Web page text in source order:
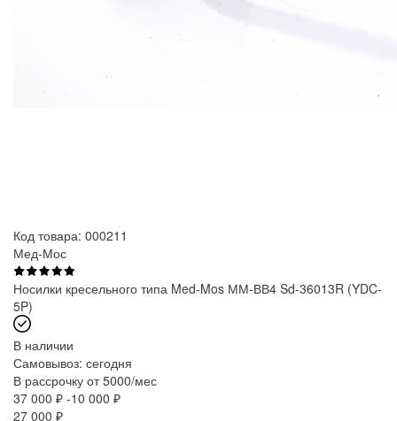
Код товара: 000211
Мед-Мос
Носилки кресельного типа Med-Mos ММ-ВВ4 Sd-36013R (YDC-
5P)
В наличии
Самовывоз: сегодня
В рассрочку от 5000/мес
37 000 ₽ -10 000 ₽
27 000 ₽